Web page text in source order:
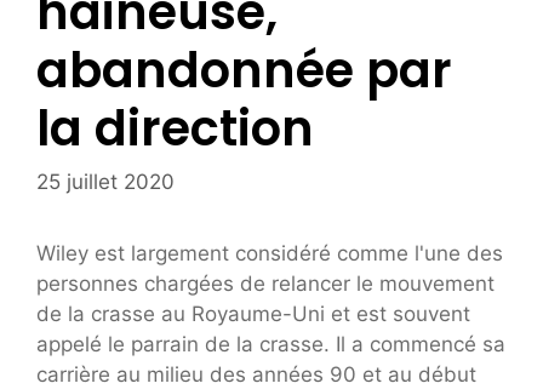
abandonnée par
la direction
25 juillet 2020
Wiley est largement considéré comme l'une des
personnes chargées de relancer le mouvement
de la crasse au Royaume-Uni et est souvent
appelé le parrain de la crasse. Il a commencé sa
carrière au milieu des années 90 et au début